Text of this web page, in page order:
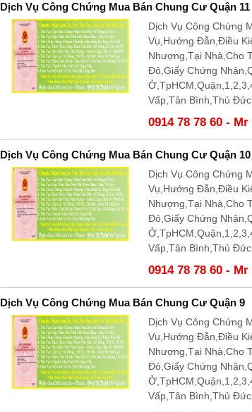
Dịch Vụ Công Chứng Mua Bán Chung Cư Quận 11
Dịch Vụ Công Chứng
Vụ,Hướng Đẫn,Điều
Nhượng,Tại Nhà,Cho
Đỏ,Giấy Chứng
Vấp,Tân Bình,Thủ
0914 78 78 60 -
Dịch Vụ Công Chứng Mua Bán Chung Cư Quận 10
Dịch Vụ Công Chứng
Vụ,Hướng Đẫn,Điều
Nhượng,Tại Nhà,Cho
Đỏ,Giấy Chứng
Vấp,Tân Bình,Thủ
0914 78 78 60 -
Dịch Vụ Công Chứng Mua Bán Chung Cư Quận 9
Dịch Vụ Công Chứng
Vụ,Hướng Đẫn,Điều
Nhượng,Tại Nhà,Cho
Đỏ,Giấy Chứng
Vấp,Tân Bình,Thủ